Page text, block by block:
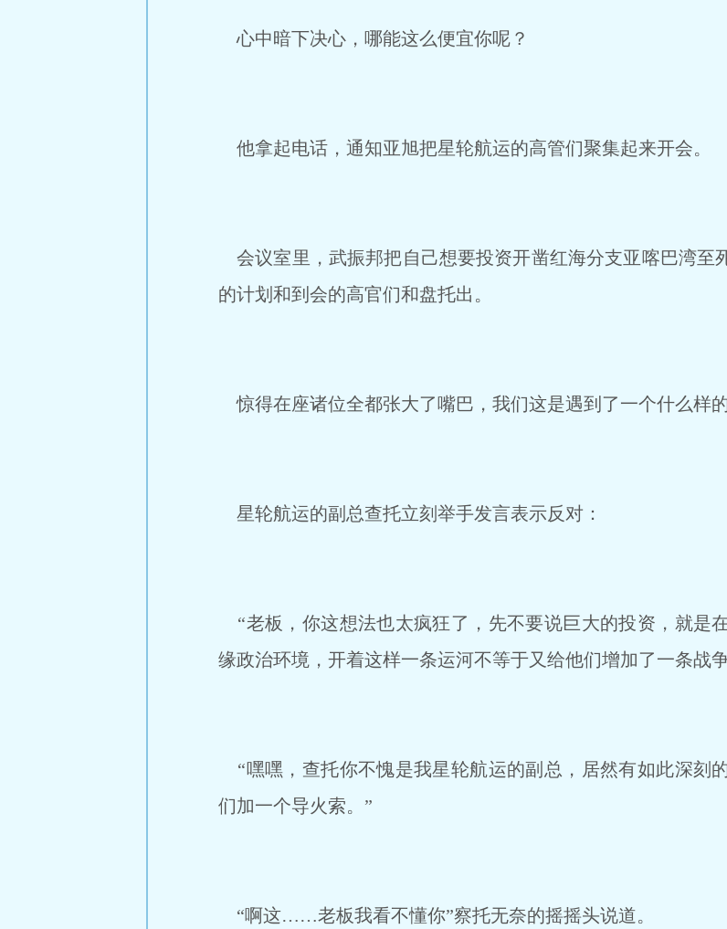
心中暗下决心，哪能这么便宜你呢？
他拿起电话，通知亚旭把星轮航运的高管们聚集起来开会。
会议室里，武振邦把自己想要投资开凿红海分支亚喀巴湾至
的计划和到会的高官们和盘托出。
惊得在座诸位全都张大了嘴巴，我们这是遇到了一个什么样
星轮航运的副总查托立刻举手发言表示反对：
“老板，你这想法也太疯狂了，先不要说巨大的投资，就是
缘政治环境，开着这样一条运河不等于又给他们增加了一条战
“嘿嘿，查托你不愧是我星轮航运的副总，居然有如此深刻
们加一个导火索。”
“啊这……老板我看不懂你”察托无奈的摇摇头说道。